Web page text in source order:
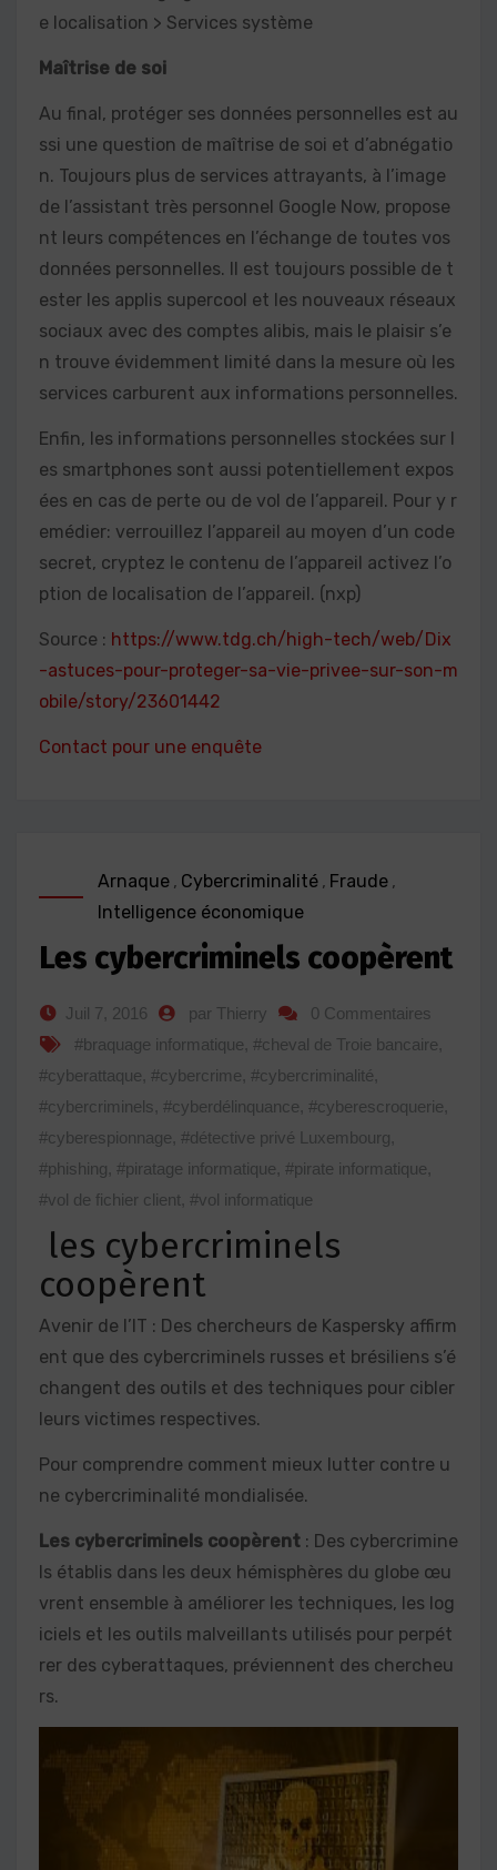
e localisation > Services système
Maîtrise de soi
Au final, protéger ses données personnelles est au
ssi une question de maîtrise de soi et d’abnégatio
n. Toujours plus de services attrayants, à l’image
de l’assistant très personnel Google Now, propose
nt leurs compétences en l’échange de toutes vos
données personnelles. Il est toujours possible de t
ester les applis supercool et les nouveaux réseaux
sociaux avec des comptes alibis, mais le plaisir s’e
n trouve évidemment limité dans la mesure où les
services carburent aux informations personnelles.
Enfin, les informations personnelles stockées sur l
es smartphones sont aussi potentiellement expos
ées en cas de perte ou de vol de l’appareil. Pour y r
emédier: verrouillez l’appareil au moyen d’un code
secret, cryptez le contenu de l’appareil activez l’o
ption de localisation de l’appareil. (nxp)
Source : https://www.tdg.ch/high-tech/web/Dix
-astuces-pour-proteger-sa-vie-privee-sur-son-m
obile/story/23601442
Contact pour une enquête
Arnaque , Cybercriminalité , Fraude ,
Intelligence économique
Les cybercriminels coopèrent
Juil 7, 2016 par Thierry
0 Commentaires
#braquage informatique, #cheval de Troie bancaire,
#cyberattaque, #cybercrime, #cybercriminalité,
#cybercriminels, #cyberdélinquance, #cyberescroquerie,
#cyberespionnage, #détective privé Luxembourg,
#phishing, #piratage informatique, #pirate informatique,
#vol de fichier client, #vol informatique
les cybercriminels
coopèrent
Avenir de l’IT : Des chercheurs de Kaspersky affirm
ent que des cybercriminels russes et brésiliens s’é
changent des outils et des techniques pour cibler
leurs victimes respectives.
Pour comprendre comment mieux lutter contre u
ne cybercriminalité mondialisée.
Les cybercriminels coopèrent : Des cybercrimine
ls établis dans les deux hémisphères du globe œu
vrent ensemble à améliorer les techniques, les log
iciels et les outils malveillants utilisés pour perpét
rer des cyberattaques, préviennent des chercheu
rs.